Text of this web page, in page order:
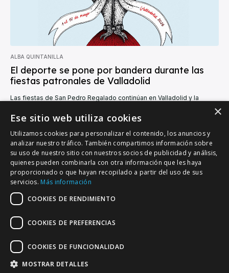
ALBA QUINTANILLA
El deporte se pone por bandera durante las
fiestas patronales de Valladolid
Las fiestas de San Pedro Regalado continúan en Valladolid y la
días espectáculos internacionales y competiciones...
VALLADOLID DEPORTIVO
Tu información deportiva vallisoletana
×
Ese sitio web utiliza cookies
Utilizamos cookies para personalizar el contenido, los anuncios y
analizar nuestro tráfico. También compartimos información sobre
su uso de nuestro sitio con nuestros socios de publicidad y análisis,
quienes pueden combinarla con otra información que les haya
proporcionado o que hayan recopilado a partir del uso de sus
servicios. Más información
COOKIES DE RENDIMIENTO
COOKIES DE PREFERENCIAS
COOKIES DE FUNCIONALIDAD
MOSTRAR DETALLES